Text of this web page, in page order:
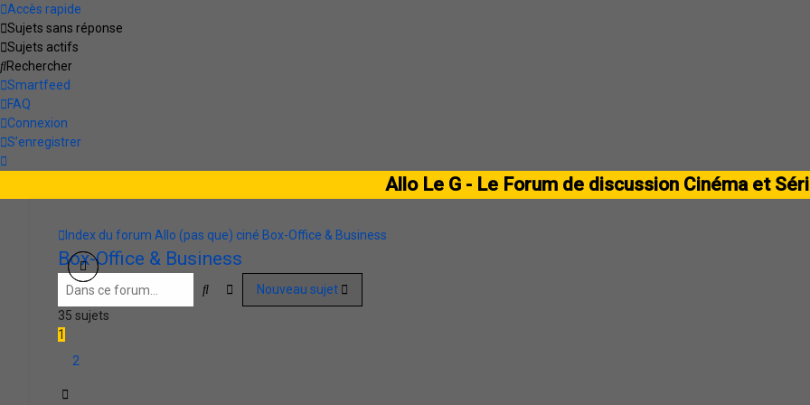
Accès rapide
Sujets sans réponse
Sujets actifs
Rechercher
Smartfeed
FAQ
Connexion
S’enregistrer
Allo Le G - Le Forum de discussion Cinéma et
Index du forum Allo (pas que) ciné Box-Office & Business
Box-Office & Business
Nouveau sujet
Rechercher
Recherche avancée
35 sujets
1
2
Suivante